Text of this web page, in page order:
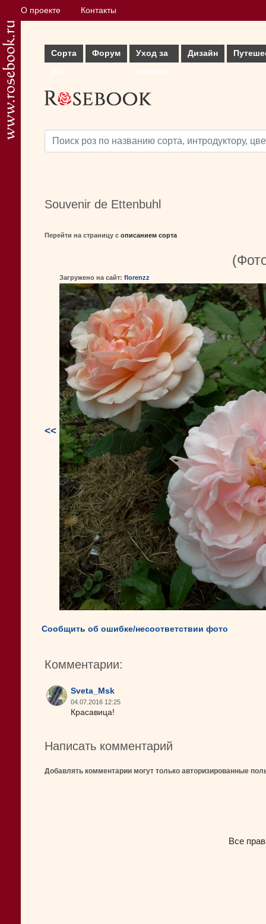
О проекте Контакты
Сорта
Форум
Уход за
Дизайн
Souvenir de Ettenbuhl
Перейти на страницу с описанием сорта
<<
Загружено на сайт: florenzz
Сообщить об ошибке/несоответствии фото
Комментарии:
Sveta_Msk
04.07.2016 12:25
Красавица!
Написать комментарий
Добавлять комментарии могут только авторизированные
Все